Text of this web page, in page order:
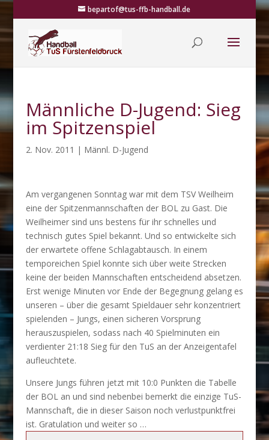
bepartof@tus-ffb-handball.de
Männliche D-Jugend: Sieg
im Spitzenspiel
2. Nov. 2011 | Männl. D-Jugend
Am vergangenen Sonntag war mit dem TSV Weilheim
eine der Spitzenmannschaften der BOL zu Gast. Die
Weilheimer sind uns bestens für ihr schnelles und
technisch gutes Spiel bekannt. Und so entwickelte sich
der erwartete offene Schlagabtausch. In einem
temporeichen Spiel konnte sich über weite Strecken
keine der beiden Mannschaften entscheidend absetzen.
Erst wenige Minuten vor Ende der Begegnung gelang es
unseren – über die gesamt Spieldauer sehr konzentriert
spielenden – Jungs, einen sicheren Vorsprung
herauszuspielen, sodass nach 40 Spielminuten ein
verdienter 21:18 Sieg für den TuS an der Anzeigentafel
aufleuchtete.
Unsere Jungs führen jetzt mit 10:0 Punkten die Tabelle
der BOL an und sind nebenbei bemerkt die einzige TuS-
Mannschaft, die in dieser Saison noch verlustpunktfrei
ist. Gratulation und weiter so …